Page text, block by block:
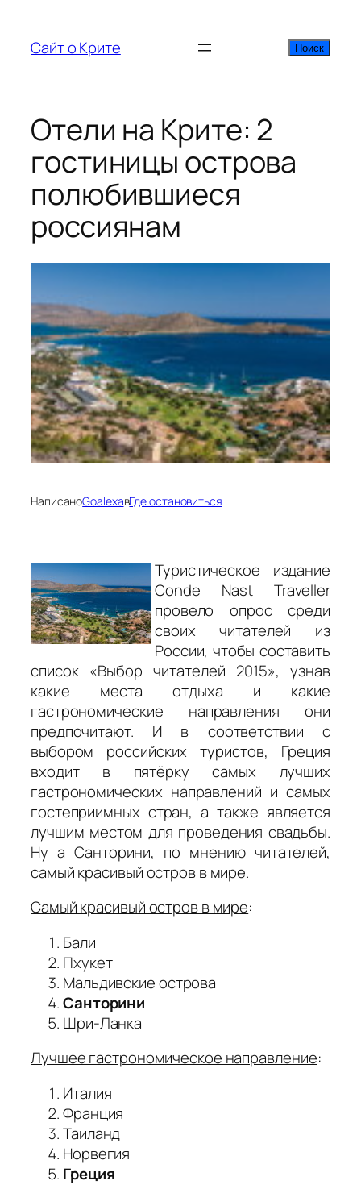
содержимому
Сайт о Крите Поиск
Поиск
Отели на Крите: 2
гостиницы острова
полюбившиеся
россиянам
НаписаноGoalexaвГде остановиться
Туристическое издание
Conde Nast Traveller
провело опрос среди
своих читателей из
России, чтобы составить
список «Выбор читателей 2015», узнав
какие места отдыха и какие
гастрономические направления они
предпочитают. И в соответствии с
выбором российских туристов, Греция
входит в пятёрку самых лучших
гастрономических направлений и самых
гостеприимных стран, а также является
лучшим местом для проведения свадьбы.
Ну а Санторини, по мнению читателей,
самый красивый остров в мире.
Самый красивый остров в мире:
Бали
Пхукет
Мальдивские острова
Санторини
Шри-Ланка
Лучшее гастрономическое направление:
Италия
Франция
Таиланд
Норвегия
Греция